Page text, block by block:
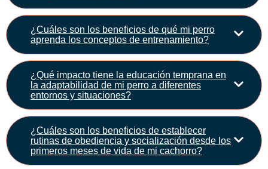
¿Cuáles son los beneficios de qué mi perro
aprenda los conceptos de entrenamiento?
¿Qué impacto tiene la educación temprana en
la adaptabilidad de mi perro a diferentes
entornos y situaciones?
¿Cuáles son los beneficios de establecer
rutinas de obediencia y socialización desde los
primeros meses de vida de mi cachorro?